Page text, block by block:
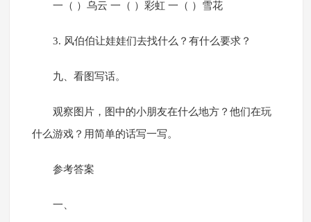
一（ ）乌云 一（ ）彩虹 一（ ）雪花
3. 风伯伯让娃娃们去找什么？有什么要求？
九、看图写话。
观察图片，图中的小朋友在什么地方？他们在玩
什么游戏？用简单的话写一写。
参考答案
一、